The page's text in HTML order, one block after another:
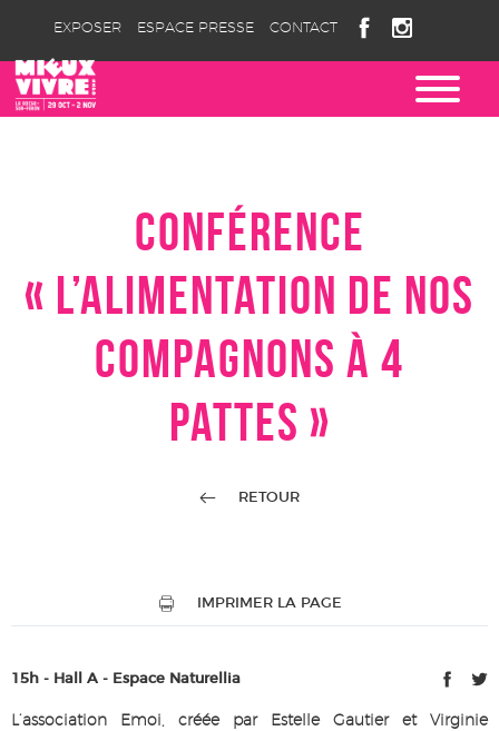
EXPOSER ESPACE PRESSE CONTACT
CONFÉRENCE
« L’ALIMENTATION DE NOS
COMPAGNONS À 4
PATTES »
RETOUR
IMPRIMER LA PAGE
15h - Hall A - Espace Naturellia
L’association Emoi, créée par Estelle Gautier et Virginie